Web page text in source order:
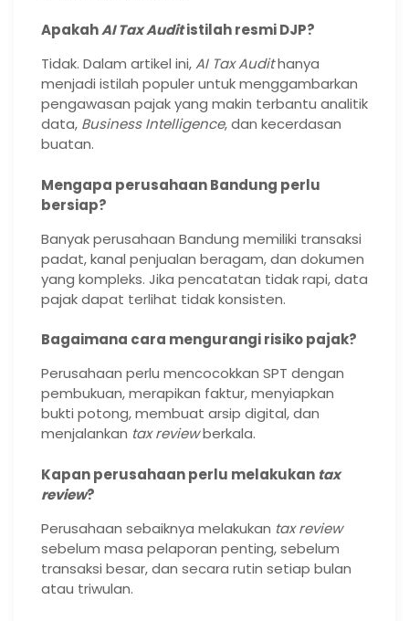
ApakahAI Tax Auditistilah resmi DJP?
Tidak. Dalam artikel ini,AI Tax Audithanya
menjadi istilah populer untuk menggambarkan
pengawasan pajak yang makin terbantu analitik
data, Business Intelligence, dan kecerdasan
buatan.
Mengapa perusahaan Bandung perlu
bersiap?
Banyak perusahaan Bandung memiliki transaksi
padat, kanal penjualan beragam, dan dokumen
yang kompleks. Jika pencatatan tidak rapi, data
pajak dapat terlihat tidak konsisten.
Bagaimana cara mengurangi risiko pajak?
Perusahaan perlu mencocokkan SPT dengan
pembukuan, merapikan faktur, menyiapkan
bukti potong, membuat arsip digital, dan
menjalankan tax reviewberkala.
Kapan perusahaan perlu melakukan tax
review?
Perusahaan sebaiknya melakukan tax review
sebelum masa pelaporan penting, sebelum
transaksi besar, dan secara rutin setiap bulan
atau triwulan.